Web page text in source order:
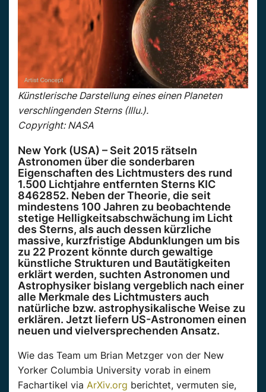
Künstlerische Darstellung eines einen Planeten
verschlingenden Sterns (Illu.).
Copyright: NASA
New York (USA) – Seit 2015 rätseln
Astronomen über die sonderbaren
Eigenschaften des Lichtmusters des rund
1.500 Lichtjahre entfernten Sterns KIC
8462852. Neben der Theorie, die seit
mindestens 100 Jahren zu beobachtende
stetige Helligkeitsabschwächung im Licht
des Sterns, als auch dessen kürzliche
massive, kurzfristige Abdunklungen um bis
zu 22 Prozent könnte durch gewaltige
künstliche Strukturen und Bautätigkeiten
erklärt werden, suchten Astronomen und
Astrophysiker bislang vergeblich nach einer
alle Merkmale des Lichtmusters auch
natürliche bzw. astrophysikalische Weise zu
erklären. Jetzt liefern US-Astronomen einen
neuen und vielversprechenden Ansatz.
Wie das Team um Brian Metzger von der New
Yorker Columbia University vorab in einem
Fachartikel via ArXiv.org berichtet, vermuten sie,